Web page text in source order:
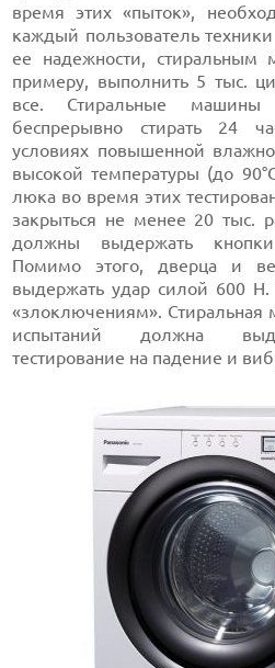
время этих «пыток»,
каждый пользователь
ее надежности, стиральным
примеру, выполнить 5 тыс.
все. Стиральные машины
беспрерывно стирать 24
условиях повышенной
высокой температуры (до
люка во время этих
закрыться не менее 20 тыс.
должны выдержать
Помимо этого, дверца и
выдержать удар силой 600
«злоключениям». Стиральная
испытаний должна
тестирование на падение и